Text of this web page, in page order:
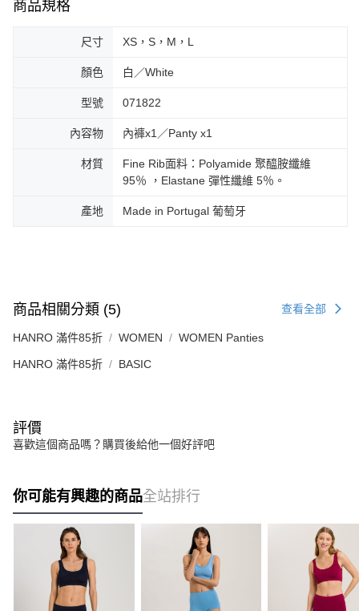
商品規格
尺寸 XS，S，M，L
顏色 白／White
型號 071822
內容物 內褲x1／Panty x1
材質
Fine Rib面料：Polyamide 聚醯胺纖維
95％ ，Elastane 彈性纖維 5％。
產地 Made in Portugal 葡萄牙
商品相關分類 (5) 查看全部
HANRO 滿件85折 WOMEN WOMEN Panties
HANRO 滿件85折 BASIC
評價
喜歡這個商品嗎？購買後給他一個好評吧
你可能有興趣的商品全站排行